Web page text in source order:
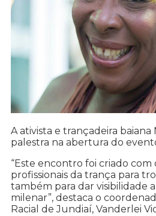
A ativista e trançadeira baiana
palestra na abertura do
“Este encontro foi criado
profissionais da trança para
também para dar visibilidade
milenar”, destaca o
Racial de Jundiaí, Vanderlei